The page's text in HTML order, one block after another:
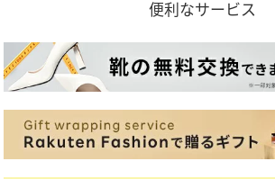
便利なサービス